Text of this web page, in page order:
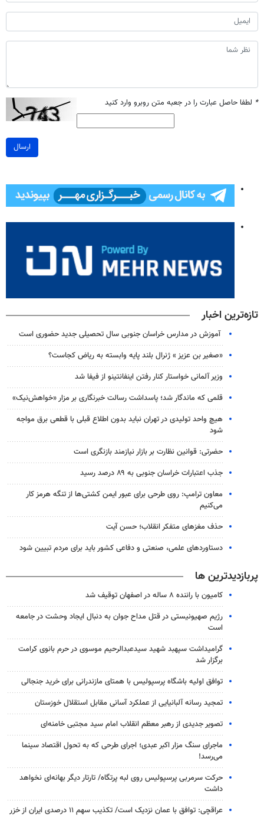
* لطفا حاصل عبارت را در جعبه متن روبرو وارد کنید
ارسال
تازه‌ترین اخبار
آموزش در مدارس خراسان جنوبی سال تحصیلی جدید حضوری است
«صغیر بن عزیز » ژنرال بلند پایه وابسته به ریاض کجاست؟
وزیر آلمانی خواستار کنار رفتن اینفانتینو از فیفا شد
قلمی که ماندگار شد؛ پاسداشت رسالت خبرنگاری بر مزار «خواهش‌نیک»
هیچ واحد تولیدی در تهران نباید بدون اطلاع قبلی با قطعی برق مواجه
شود
حضرتی: قوانین نظارت بر بازار نیازمند بازنگری است
جذب اعتبارات خراسان جنوبی به ۸۹ درصد رسید
معاون ترامپ: روی طرحی برای عبور ایمن کشتی‌ها از تنگه هرمز کار
می‌کنیم
حذف مغزهای متفکر انقلاب؛ حسن آیت
دستاوردهای علمی، صنعتی و دفاعی کشور باید برای مردم تبیین شود
پربازدیدترین ها
کامیون با راننده ۸ ساله در اصفهان توقیف شد
رژیم صهیونیستی در قتل مداح جوان به دنبال ایجاد وحشت در جامعه
است
گرامیداشت سپهبد شهید سیدعبدالرحیم موسوی در حرم بانوی کرامت
برگزار شد
توافق اولیه باشگاه پرسپولیس با همتای مازندرانی برای خرید جنجالی
تمجید رسانه آلبانیایی از عملکرد آسانی مقابل استقلال خوزستان
تصویر جدیدی از رهبر معظم انقلاب امام سید مجتبی خامنه‌ای
ماجرای سنگ مزار اکبر عبدی؛ اجرای طرحی که به تحول اقتصاد سینما
می‌رسد!
حرکت سرمربی پرسپولیس روی لبه پرتگاه/ تارتار دیگر بهانه‌ای نخواهد
داشت
عراقچی: توافق با عمان نزدیک است/ تکذیب سهم ۱۱ درصدی ایران از خزر